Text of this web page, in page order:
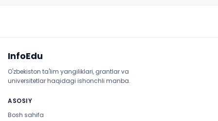
InfoEdu
O'zbekiston ta'lim yangiliklari, grantlar va
universitetlar haqidagi ishonchli manba.
ASOSIY
Bosh sahifa